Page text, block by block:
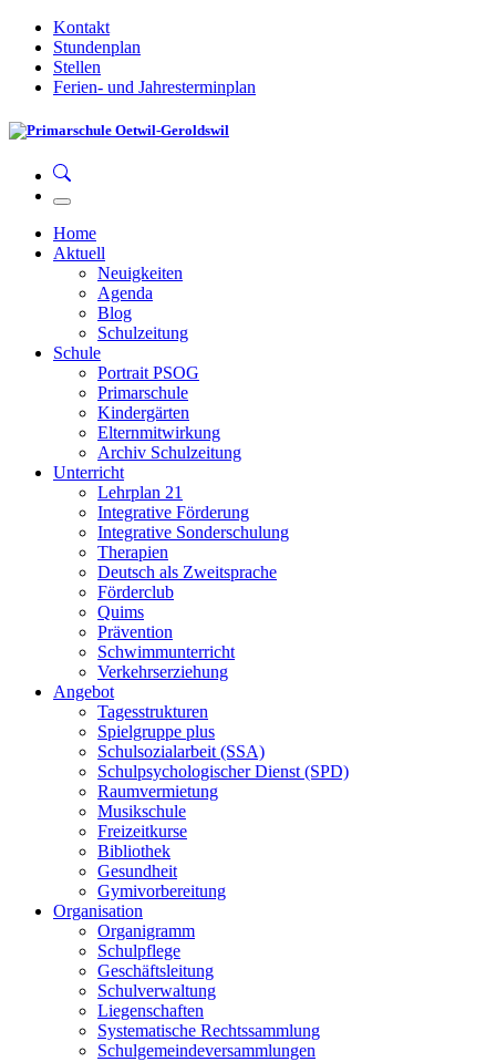
Kontakt
Stundenplan
Stellen
Ferien- und Jahresterminplan
Home
Aktuell
Neuigkeiten
Agenda
Blog
Schulzeitung
Schule
Portrait PSOG
Primarschule
Kindergärten
Elternmitwirkung
Archiv Schulzeitung
Unterricht
Lehrplan 21
Integrative Förderung
Integrative Sonderschulung
Therapien
Deutsch als Zweitsprache
Förderclub
Quims
Prävention
Schwimmunterricht
Verkehrserziehung
Angebot
Tagesstrukturen
Spielgruppe plus
Schulsozialarbeit (SSA)
Schulpsychologischer Dienst (SPD)
Raumvermietung
Musikschule
Freizeitkurse
Bibliothek
Gesundheit
Gymivorbereitung
Organisation
Organigramm
Schulpflege
Geschäftsleitung
Schulverwaltung
Liegenschaften
Systematische Rechtssammlung
Schulgemeindeversammlungen